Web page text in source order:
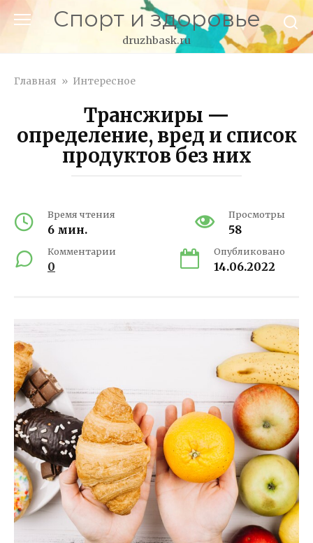
Спорт и здоровье
druzhbask.ru
Главная » Интересное
Трансжиры —
определение, вред и список
продуктов без них
Время чтения
6 мин.
Просмотры
58
Комментарии
0
Опубликовано
14.06.2022